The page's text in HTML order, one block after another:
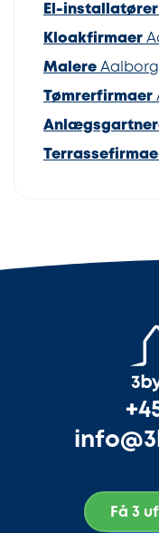
El-installatører
Kloakfirmaer
Malere Aalborg
Tømrerfirmaer
Få 3